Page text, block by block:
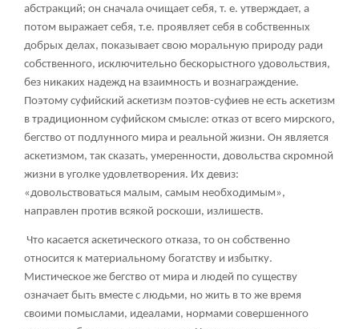
абстракций; он сначала очищает себя, т. е. утверждает, а
потом выражает себя, т.е. проявляет себя в собственных
добрых делах, показывает свою моральную природу ради
собственного, исключительно бескорыстного удовольствия,
без никаких надежд на взаимность и вознаграждение.
Поэтому суфийский аскетизм поэтов-суфиев не есть аскетизм
в традиционном суфийском смысле: отказ от всего мирского,
бегство от подлунного мира и реальной жизни. Он является
аскетизмом, так сказать, умеренности, довольства скромной
жизни в уголке удовлетворения. Их девиз:
«довольствоваться малым, самым необходимым»,
направлен против всякой роскоши, излишеств.
Что касается аскетического отказа, то он собственно
относится к материальному богатству и избытку.
Мистическое же бегство от мира и людей по существу
означает быть вместе с людьми, но жить в то же время
своими помыслами, идеалами, нормами совершенного